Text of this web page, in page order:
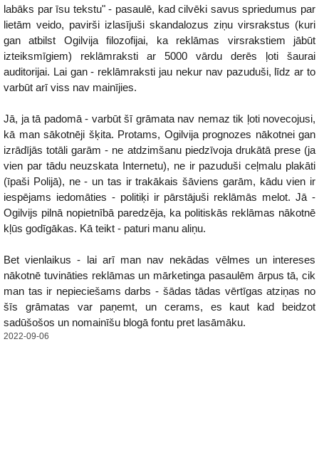
labāks par īsu tekstu" - pasaulē, kad cilvēki savus spriedumus par
lietām veido, pavirši izlasījuši skandalozus ziņu virsrakstus (kuri
gan atbilst Ogilvija filozofijai, ka reklāmas virsrakstiem jābūt
izteiksmīgiem) reklāmraksti ar 5000 vārdu derēs ļoti šaurai
auditorijai. Lai gan - reklāmraksti jau nekur nav pazuduši, līdz ar to
varbūt arī viss nav mainījies.
Jā, ja tā padomā - varbūt šī grāmata nav nemaz tik ļoti novecojusi,
kā man sākotnēji šķita. Protams, Ogilvija prognozes nākotnei gan
izrādījās totāli garām - ne atdzimšanu piedzīvoja drukātā prese (ja
vien par tādu neuzskata Internetu), ne ir pazuduši ceļmalu plakāti
(īpaši Polijā), ne - un tas ir trakākais šāviens garām, kādu vien ir
iespējams iedomāties - politiķi ir pārstājuši reklāmās melot. Jā -
Ogilvijs pilnā nopietnībā paredzēja, ka politiskās reklāmas nākotnē
kļūs godīgākas. Kā teikt - paturi manu aliņu.
Bet vienlaikus - lai arī man nav nekādas vēlmes un intereses
nākotnē tuvināties reklāmas un mārketinga pasaulēm ārpus tā, cik
man tas ir nepieciešams darbs - šādas tādas vērtīgas atziņas no
šīs grāmatas var paņemt, un cerams, es kaut kad beidzot
sadūšošos un nomainīšu blogā fontu pret lasāmāku.
2022-09-06